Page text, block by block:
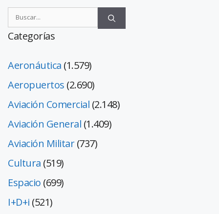
Categorías
Aeronáutica (1.579)
Aeropuertos (2.690)
Aviación Comercial (2.148)
Aviación General (1.409)
Aviación Militar(737)
Cultura (519)
Espacio (699)
I+D+i (521)